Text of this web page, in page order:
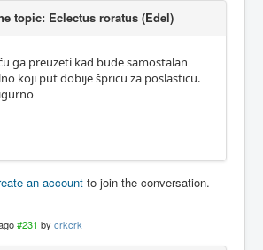
topic: Eclectus roratus (Edel)
ga preuzeti kad bude samostalan
koji put dobije špricu za poslasticu.
an account to join the conversation.
#231 by crkcrk